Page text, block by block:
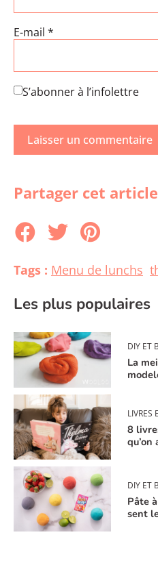
E-mail *
S’abonner à l’infolettre
Partager cet article
Tags : Menu de lunchs
Les plus populaires
DIY ET
La
LIVRES
8
qu’on
DIY ET
Pâte
sent